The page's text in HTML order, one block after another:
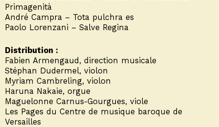
Primagenità
André Campra – Tota pulchra es
Paolo Lorenzani – Salve Regina
Distribution :
Fabien Armengaud, direction musicale
Stéphan Dudermel, violon
Myriam Cambreling, violon
Haruna Nakaie, orgue
Maguelonne Carnus-Gourgues, viole
Les Pages du Centre de musique baroque de
Versailles